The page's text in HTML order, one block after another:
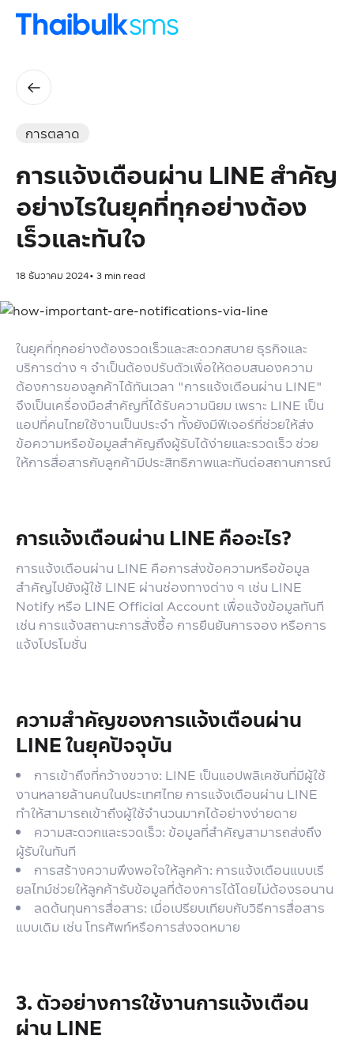
การตลาด
การแจ้งเตือนผ่าน LINE สำคัญ
อย่างไรในยุคที่ทุกอย่างต้อง
เร็วและทันใจ
18 ธันวาคม 2024• 3 min read
ในยุคที่ทุกอย่างต้องรวดเร็วและสะดวกสบาย ธุรกิจและ
บริการต่าง ๆ จำเป็นต้องปรับตัวเพื่อให้ตอบสนองความ
ต้องการของลูกค้าได้ทันเวลา "การแจ้งเตือนผ่าน LINE"
จึงเป็นเครื่องมือสำคัญที่ได้รับความนิยม เพราะ LINE เป็น
แอปที่คนไทยใช้งานเป็นประจำ ทั้งยังมีฟีเจอร์ที่ช่วยให้ส่ง
ข้อความหรือข้อมูลสำคัญถึงผู้รับได้ง่ายและรวดเร็ว ช่วย
ให้การสื่อสารกับลูกค้ามีประสิทธิภาพและทันต่อสถานการณ์
การแจ้งเตือนผ่าน LINE คืออะไร?
การแจ้งเตือนผ่าน LINE คือการส่งข้อความหรือข้อมูล
สำคัญไปยังผู้ใช้ LINE ผ่านช่องทางต่าง ๆ เช่น LINE
Notify หรือ LINE Official Account เพื่อแจ้งข้อมูลทันที
เช่น การแจ้งสถานะการสั่งซื้อ การยืนยันการจอง หรือการ
แจ้งโปรโมชั่น
ความสำคัญของการแจ้งเตือนผ่าน
LINE ในยุคปัจจุบัน
การเข้าถึงที่กว้างขวาง: LINE เป็นแอปพลิเคชันที่มีผู้ใช้
งานหลายล้านคนในประเทศไทย การแจ้งเตือนผ่าน LINE
ทำให้สามารถเข้าถึงผู้ใช้จำนวนมากได้อย่างง่ายดาย
ความสะดวกและรวดเร็ว: ข้อมูลที่สำคัญสามารถส่งถึง
ผู้รับในทันที
การสร้างความพึงพอใจให้ลูกค้า: การแจ้งเตือนแบบเรี
ยลไทม์ช่วยให้ลูกค้ารับข้อมูลที่ต้องการได้โดยไม่ต้องรอนาน
ลดต้นทุนการสื่อสาร: เมื่อเปรียบเทียบกับวิธีการสื่อสาร
แบบเดิม เช่น โทรศัพท์หรือการส่งจดหมาย
3. ตัวอย่างการใช้งานการแจ้งเตือน
ผ่าน LINE